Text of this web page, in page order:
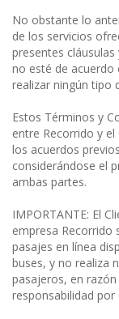
No obstante lo
de los servicios
presentes
no esté de acuerdo
realizar ningún tipo
Estos Términos y
entre Recorrido y
los acuerdos
considerándose el
ambas partes.
IMPORTANTE: El
empresa Recorrido
pasajes en línea
buses, y no realiza
pasajeros, en
responsabilidad